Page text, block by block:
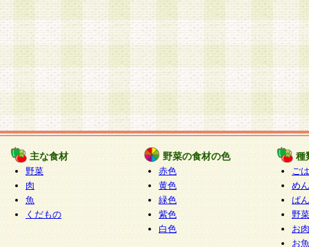
主な食材
野菜
肉
魚
くだもの
野菜の食材の色
赤色
黄色
緑色
紫色
白色
種
ご
めん
ぱん
野
お
お